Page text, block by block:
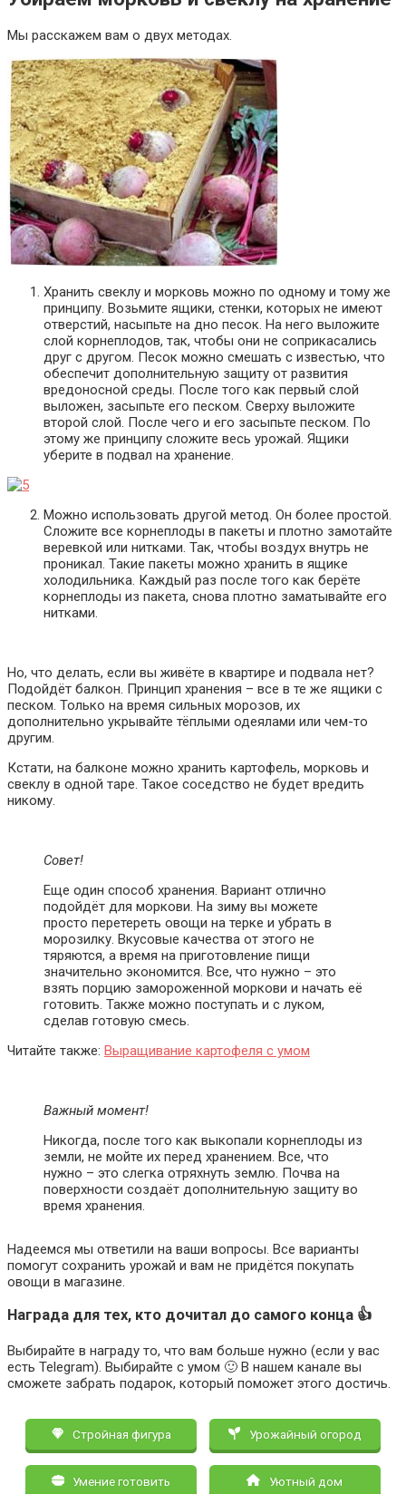
Мы расскажем вам о двух методах.
Хранить свеклу и морковь можно по одному и тому же
принципу. Возьмите ящики, стенки, которых не имеют
отверстий, насыпьте на дно песок. На него выложите
слой корнеплодов, так, чтобы они не соприкасались
друг с другом. Песок можно смешать с известью, что
обеспечит дополнительную защиту от развития
вредоносной среды. После того как первый слой
выложен, засыпьте его песком. Сверху выложите
второй слой. После чего и его засыпьте песком. По
этому же принципу сложите весь урожай. Ящики
уберите в подвал на хранение.
Можно использовать другой метод. Он более простой.
Сложите все корнеплоды в пакеты и плотно замотайте
веревкой или нитками. Так, чтобы воздух внутрь не
проникал. Такие пакеты можно хранить в ящике
холодильника. Каждый раз после того как берёте
корнеплоды из пакета, снова плотно заматывайте его
нитками.
Но, что делать, если вы живёте в квартире и подвала нет?
Подойдёт балкон. Принцип хранения – все в те же ящики с
песком. Только на время сильных морозов, их
дополнительно укрывайте тёплыми одеялами или чем-то
другим.
Кстати, на балконе можно хранить картофель, морковь и
свеклу в одной таре. Такое соседство не будет вредить
никому.
Совет!
Еще один способ хранения. Вариант отлично
подойдёт для моркови. На зиму вы можете
просто перетереть овощи на терке и убрать в
морозилку. Вкусовые качества от этого не
тяряются, а время на приготовление пищи
значительно экономится. Все, что нужно – это
взять порцию замороженной моркови и начать её
готовить. Также можно поступать и с луком,
сделав готовую смесь.
Читайте также: Выращивание картофеля с умом
Важный момент!
Никогда, после того как выкопали корнеплоды из
земли, не мойте их перед хранением. Все, что
нужно – это слегка отряхнуть землю. Почва на
поверхности создаёт дополнительную защиту во
время хранения.
Надеемся мы ответили на ваши вопросы. Все варианты
помогут сохранить урожай и вам не придётся покупать
овощи в магазине.
Награда для тех, кто дочитал до самого конца 👍
Выбирайте в награду то, что вам больше нужно (если у вас
есть Telegram). Выбирайте с умом 🙂 В нашем канале вы
сможете забрать подарок, который поможет этого достичь.
Стройная фигура Урожайный огород
Умение готовить Уютный дом